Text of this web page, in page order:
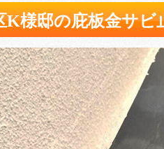
K様邸の庇板金サビ